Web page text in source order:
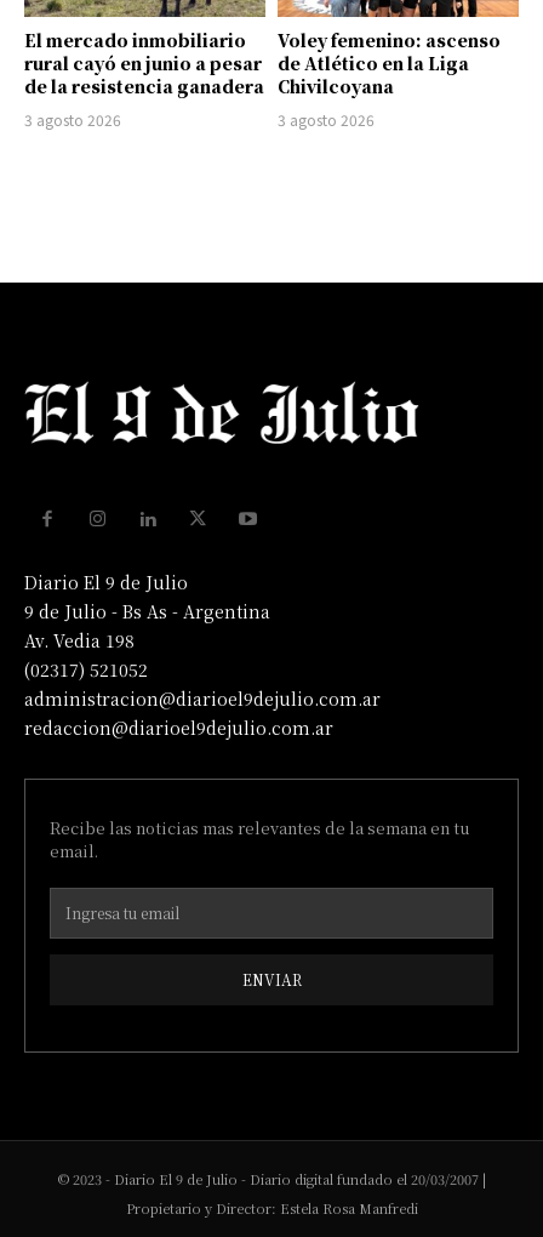
El mercado inmobiliario
rural cayó en junio a pesar
de la resistencia ganadera
3 agosto 2026
Voley femenino: ascenso
de Atlético en la Liga
Chivilcoyana
3 agosto 2026
Diario El 9 de Julio
9 de Julio - Bs As - Argentina
Av. Vedia 198
(02317) 521052
administracion@diarioel9dejulio.com.ar
redaccion@diarioel9dejulio.com.ar
Recibe las noticias mas relevantes de la semana en tu
email.
ENVIAR
© 2023 - Diario El 9 de Julio - Diario digital fundado el 20/03/2007 |
Propietario y Director: Estela Rosa Manfredi